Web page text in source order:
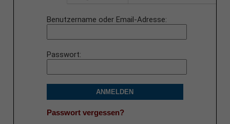
Benutzername oder Email-Adresse
Passwort
ANMELDEN
Passwort vergessen?